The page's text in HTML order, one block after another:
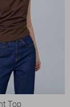
Top